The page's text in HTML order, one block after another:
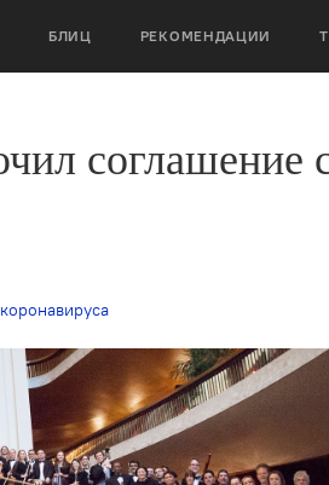
БЛИЦ РЕКОМЕНДАЦИИ
соглашение